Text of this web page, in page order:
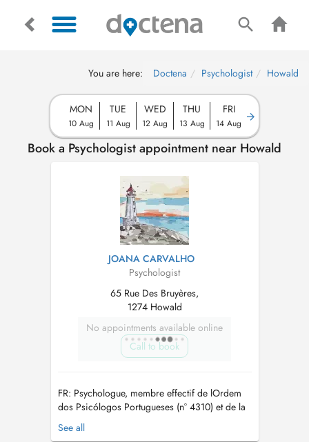
You are here: Doctena Psychologist Howald
MON
10 Aug
TUE
11 Aug
WED
12 Aug
THU
13 Aug
FRI
14 Aug
Book a Psychologist appointment near Howald
JOANA CARVALHO
Psychologist
65 Rue Des Bruyères,
1274 Howald
No appointments available online
Call to book
FR: Psychologue, membre effectif de lOrdem
dos Psicólogos Portugueses (n° 4310) et de la
Société Luxembourgeoise de Psychologie.
J'interviens dans les domaines clinique, de la
See all